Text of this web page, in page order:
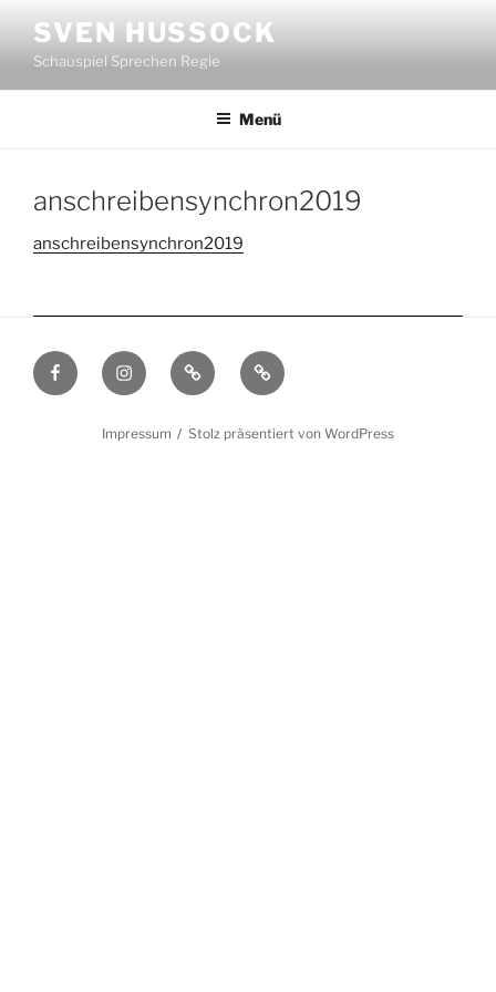
Inhalt
springen
SVEN HUSSOCK
Schauspiel Sprechen Regie
Menü
anschreibensynchron2019
anschreibensynchron2019
FacebookInstagramFilmmakers.deSchauspielervideos.de
Impressum Stolz präsentiert von WordPress